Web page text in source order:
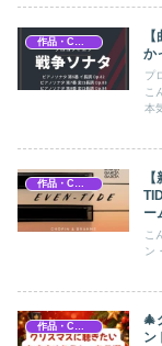
か
プ
こ
本
ー
こ
ン
🎄
ン